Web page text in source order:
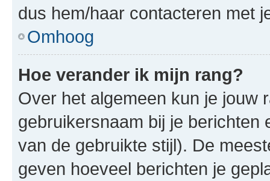
dus hem/haar contacteren met
Omhoog
Hoe verander ik mijn rang?
Over het algemeen kun je jouw
gebruikersnaam bij je berichten
van de gebruikte stijl). De
geven hoeveel berichten je